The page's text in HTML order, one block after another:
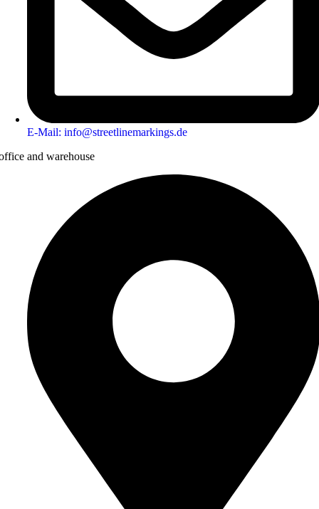
E-Mail: info@streetlinemarkings.de
and warehouse